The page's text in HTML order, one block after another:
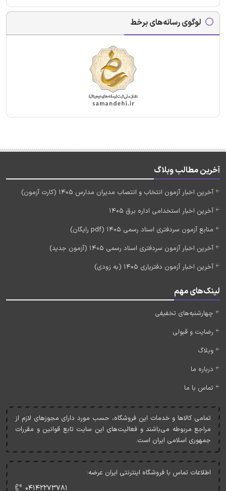
لوگوی رسانه‌های برخط
آخرین مطالب وبلاگ
آخرین اخبار آزمون انتخاب و انتصاب مدیران مدارس 1405 (کارت آزمون)
آخرین اخبار استخدامی اداره برق 1405
منابع آزمون سردفتری اسناد رسمی 1405 (pdf رایگان)
آخرین اخبار آزمون سردفتری اسناد رسمی 1405 (آزمون جدید)
آخرین اخبار آزمون دفتریاری 1405 (به زودی)
لینک‌های مهم
چهارشنبه‌های تخفیفی
رضایت و قبولی
وبلاگ
درباره ما
تماس با ما
تمامی کالاها و خدمات اين فروشگاه، حسب مورد دارای مجوزهای لازم از
مراجع مربوطه می‌باشند و فعاليت‌های اين سايت تابع قوانين و مقررات
جمهوری اسلامی ايران است.
اطلاعات تماس با فروشگاه اینترنتی ایران عرضه:
۰۴۱۴۲۲۷۳۷۸۱